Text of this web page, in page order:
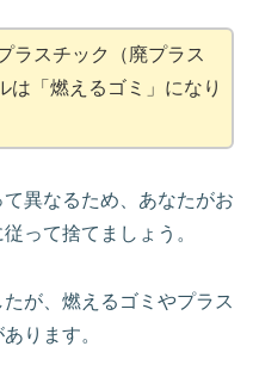
ラスチック（廃プラス
は「燃えるゴミ」になり
異なるため、あなたがお
って捨てましょう。
が、燃えるゴミやプラス
ります。